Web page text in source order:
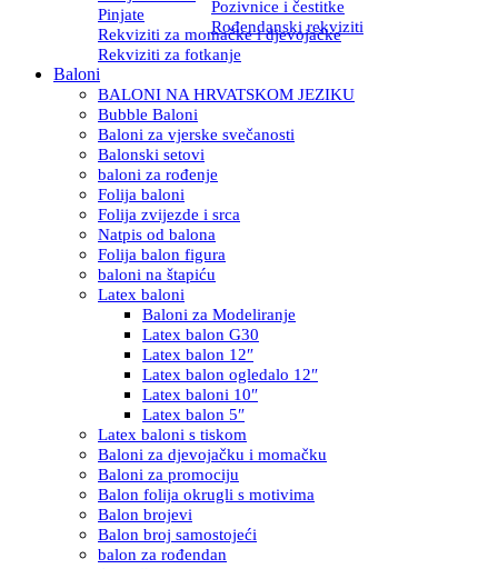
Pinjate
Pozivnice i čestitke
Rekviziti za momačke i djevojačke
Rođendanski rekviziti
Rekviziti za fotkanje
Baloni
BALONI NA HRVATSKOM JEZIKU
Bubble Baloni
Baloni za vjerske svečanosti
Balonski setovi
baloni za rođenje
Folija baloni
Folija zvijezde i srca
Natpis od balona
Folija balon figura
baloni na štapiću
Latex baloni
Baloni za Modeliranje
Latex balon G30
Latex balon 12″
Latex balon ogledalo 12″
Latex baloni 10″
Latex balon 5″
Latex baloni s tiskom
Baloni za djevojačku i momačku
Baloni za promociju
Balon folija okrugli s motivima
Balon brojevi
Balon broj samostojeći
balon za rođendan